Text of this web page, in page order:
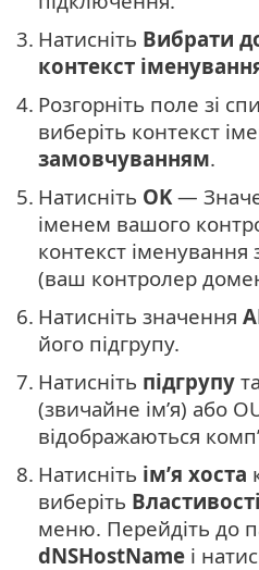
3. Натисніть Вибрати
контекст
4. Розгорніть поле зі
виберіть контекст
замовчуванням.
5. Натисніть OK —
іменем вашого
контекст
(ваш контролер
6. Натисніть значення
його підгрупу.
7. Натисніть підгрупу
(звичайне ім’я) або
відображаються
8. Натисніть ім’я хоста
виберіть Властивості
меню. Перейдіть до
dNSHostName і